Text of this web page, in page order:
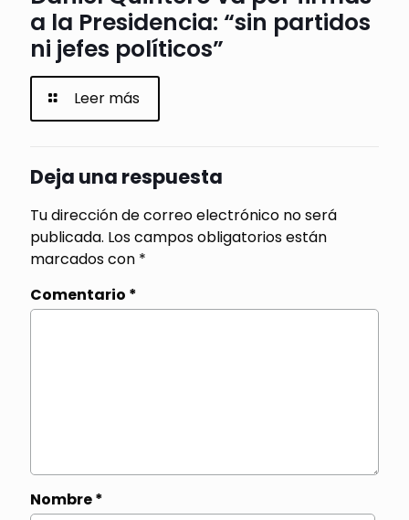
a la Presidencia: “sin partidos
ni jefes políticos”
Leer más
Deja una respuesta
Tu dirección de correo electrónico no será
publicada. Los campos obligatorios están
marcados con *
Comentario *
Nombre*